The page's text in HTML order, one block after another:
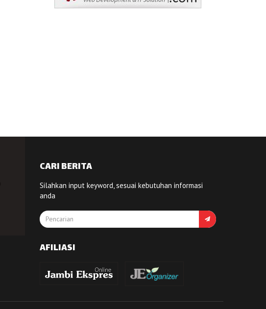
CARI BERITA
Silahkan input keyword, sesuai kebutuhan informasi
anda
AFILIASI